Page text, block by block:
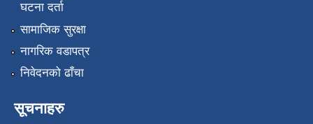
घटना दर्ता
सामाजिक सुरक्षा
नागरिक वडापत्र
निवेदनको ढाँचा
सूचनाहरु